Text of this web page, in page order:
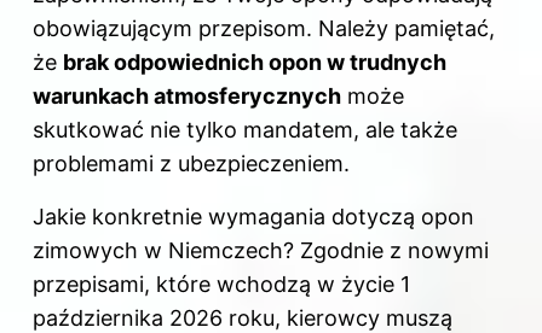
obowiązującym przepisom. Należy pamiętać,
że brak odpowiednich opon w trudnych
warunkach atmosferycznych może
skutkować nie tylko mandatem, ale także
problemami z ubezpieczeniem.
Jakie konkretnie wymagania dotyczą opon
zimowych w Niemczech? Zgodnie z nowymi
przepisami, które wchodzą w życie 1
października 2026 roku, kierowcy muszą